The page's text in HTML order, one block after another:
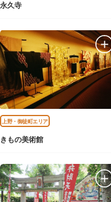
永久寺
上野・御徒町エリア
きもの美術館